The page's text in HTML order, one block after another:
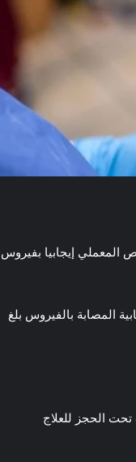
إصابتها بالفحص المعملي إيجابيا بفيروس
المصابة بالفيروس بلغ
الشفاء إلى 4029 حالة منذ بداية الجائحة، مع وجود 4 حالات تحت الحجز للعلاج